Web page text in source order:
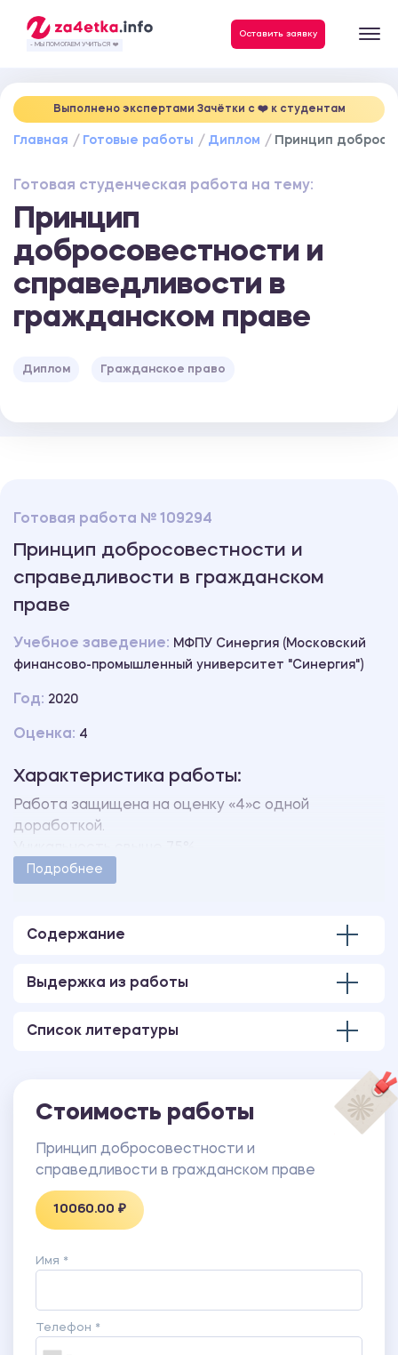
- МЫ ПОМОГАЕМ УЧИТЬСЯ ❤️
Оставить заявку
Выполнено экспертами Зачётки c ❤️ к студентам
Главная Готовые работы Диплом Принцип
Готовая студенческая работа на тему:
Принцип
добросовестности и
справедливости в
гражданском праве
Диплом Гражданское право
Готовая работа № 109294
Принцип добросовестности и
справедливости в гражданском
праве
Учебное заведение: МФПУ Синергия (Московский
финансово-промышленный университет "Синергия")
Год: 2020
Оценка: 4
Характеристика работы:
Работа защищена на оценку «4»с одной
доработкой.
Работа оформлена в соответствии с
В работе также имеется презентация,
Подробнее
Содержание
Выдержка из работы
Список литературы
Стоимость работы
Принцип добросовестности и
справедливости в гражданском праве
10060.00 ₽
Имя *
Телефон *